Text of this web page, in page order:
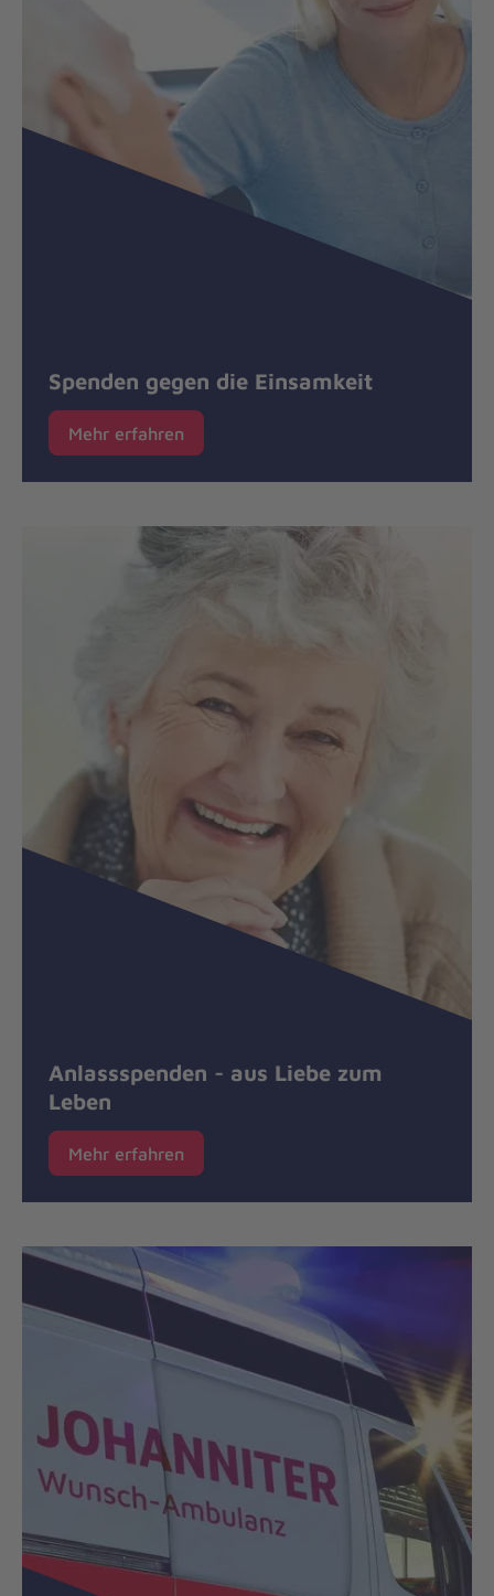
Spenden gegen die Einsamkeit
Mehr erfahren
Anlassspenden - aus Liebe zum
Leben
Mehr erfahren